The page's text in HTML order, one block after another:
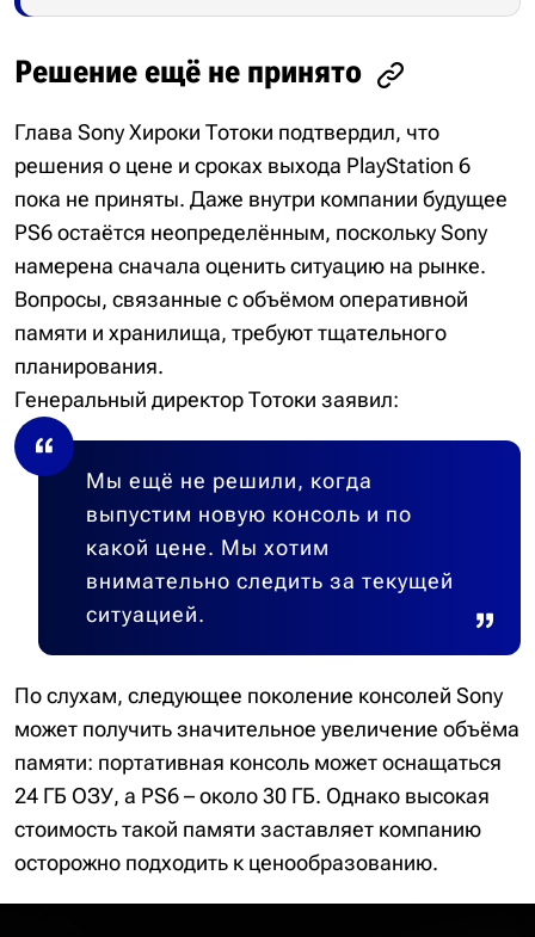
Решение ещё не принято
Глава Sony Хироки Тотоки подтвердил, что
решения о цене и сроках выхода PlayStation 6
пока не приняты. Даже внутри компании будущее
PS6 остаётся неопределённым, поскольку Sony
намерена сначала оценить ситуацию на рынке.
Вопросы, связанные с объёмом оперативной
памяти и хранилища, требуют тщательного
планирования.
Генеральный директор Тотоки заявил:
Мы ещё не решили, когда
выпустим новую консоль и по
какой цене. Мы хотим
внимательно следить за текущей
ситуацией.
По слухам, следующее поколение консолей Sony
может получить значительное увеличение объёма
памяти: портативная консоль может оснащаться
24 ГБ ОЗУ, а PS6 – около 30 ГБ. Однако высокая
стоимость такой памяти заставляет компанию
осторожно подходить к ценообразованию.